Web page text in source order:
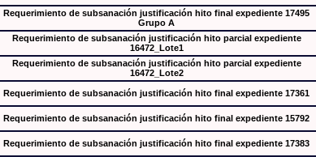
Requerimiento de subsanación justificación hito final expediente 17495
Grupo A
Requerimiento de subsanación justificación hito parcial expediente
16472_Lote1
Requerimiento de subsanación justificación hito parcial expediente
16472_Lote2
Requerimiento de subsanación justificación hito final expediente 17361
Requerimiento de subsanación justificación hito final expediente 15792
Requerimiento de subsanación justificación hito final expediente 17383